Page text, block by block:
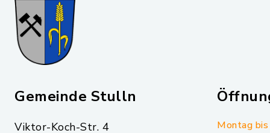
Gemeinde Stulln
Viktor-Koch-Str. 4 Montag